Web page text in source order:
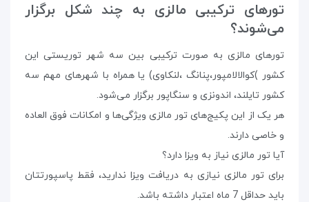
تورهای ترکیبی مالزی به چند شکل برگزار
می‌شوند؟
تورهای مالزی به صورت ترکیبی بین سه شهر توریستی‌ این
کشور )کوالالامپور،پنانگ ،لنکاوی) یا همراه با شهرهای مهم سه
کشور تایلند، اندونزی و سنگاپور برگزار می‌شود.
هر یک از این پکیج‌های تور مالزی ویژگی‌ها و امکانات فوق العاده
و خاصی دارند.
آیا تور مالزی نیاز به ویزا دارد؟
برای تور مالزی نیازی به دریافت ویزا ندارید، فقط پاسپورتتان
باید حداقل 7 ماه اعتبار داشته باشد.